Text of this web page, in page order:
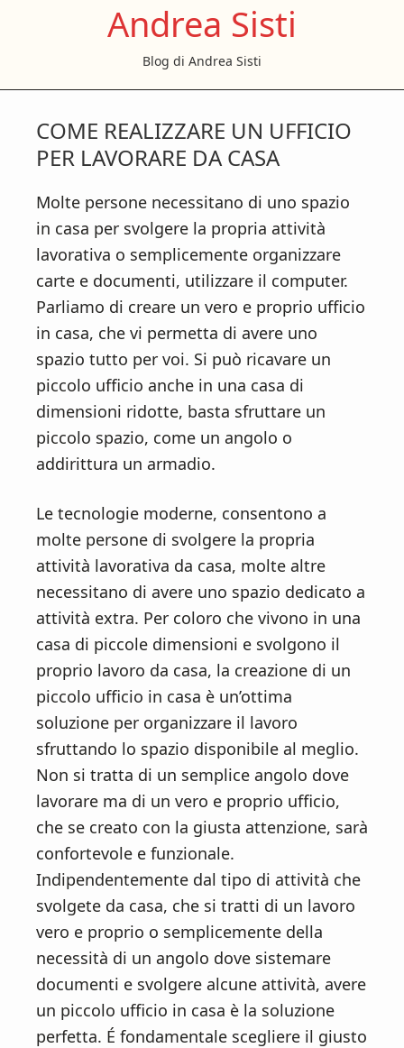
p
o
m
a
i
n
c
o
n
t
e
n
t
p
o
p
r
i
m
a
r
y
s
i
d
e
b
r
p
o
f
o
o
t
e
r
Andrea Sisti
Blog di Andrea Sisti
COME REALIZZARE UN UFFICIO
PER LAVORARE DA CASA
Molte persone necessitano di uno spazio
in casa per svolgere la propria attività
lavorativa o semplicemente organizzare
carte e documenti, utilizzare il computer.
Parliamo di creare un vero e proprio ufficio
in casa, che vi permetta di avere uno
spazio tutto per voi. Si può ricavare un
piccolo ufficio anche in una casa di
dimensioni ridotte, basta sfruttare un
piccolo spazio, come un angolo o
addirittura un armadio.
Le tecnologie moderne, consentono a
molte persone di svolgere la propria
attività lavorativa da casa, molte altre
necessitano di avere uno spazio dedicato a
attività extra. Per coloro che vivono in una
casa di piccole dimensioni e svolgono il
proprio lavoro da casa, la creazione di un
piccolo ufficio in casa è un’ottima
soluzione per organizzare il lavoro
sfruttando lo spazio disponibile al meglio.
Non si tratta di un semplice angolo dove
lavorare ma di un vero e proprio ufficio,
che se creato con la giusta attenzione, sarà
confortevole e funzionale.
Indipendentemente dal tipo di attività che
svolgete da casa, che si tratti di un lavoro
vero e proprio o semplicemente della
necessità di un angolo dove sistemare
documenti e svolgere alcune attività, avere
un piccolo ufficio in casa è la soluzione
perfetta. É fondamentale scegliere il giusto